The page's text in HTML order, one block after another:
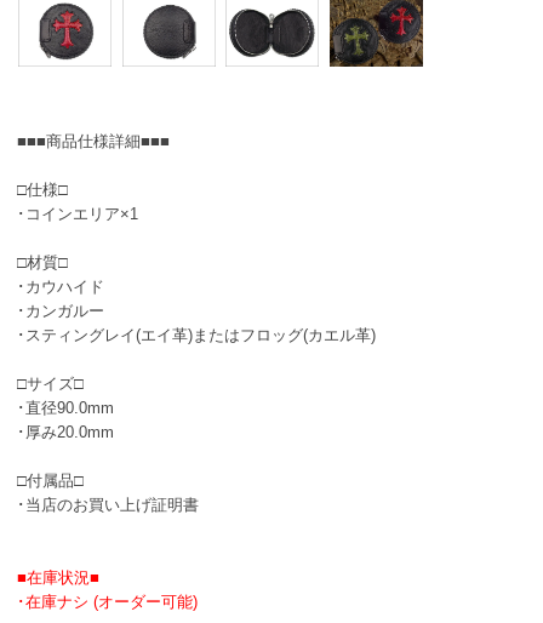
■■■商品仕様詳細■■■
□仕様□
･コインエリア×1
□材質□
･カウハイド
･カンガルー
･スティングレイ(エイ革)またはフロッグ(カエル革)
□サイズ□
･直径90.0mm
･厚み20.0mm
□付属品□
･当店のお買い上げ証明書
■在庫状況■
･在庫ナシ (オーダー可能)